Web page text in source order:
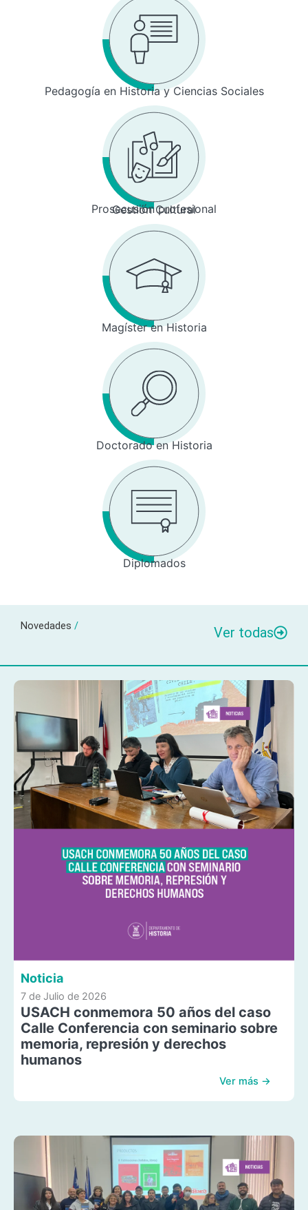
Pedagogía en Historia y Ciencias Sociales
Prosecusión profesional
Gestión Cultural
Magíster en Historia
Doctorado en Historia
Diplomados
Novedades / Ver todas
Noticia
7 de Julio de 2026
USACH conmemora 50 años del caso
Calle Conferencia con seminario sobre
memoria, represión y derechos
humanos
Ver más →